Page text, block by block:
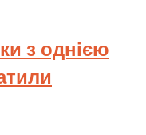
з однією